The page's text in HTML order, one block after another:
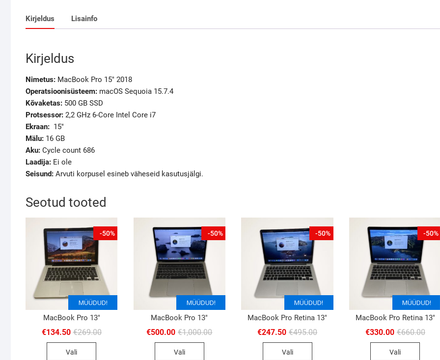
Kirjeldus Lisainfo
Kirjeldus
Nimetus: MacBook Pro 15″ 2018
Operatsioonisüsteem: macOS Sequoia 15.7.4
Kõvaketas: 500 GB SSD
Protsessor: 2,2 GHz 6-Core Intel Core i7
Ekraan: 15″
Mälu: 16 GB
Aku: Cycle count 686
Laadija: Ei ole
Seisund: Arvuti korpusel esineb väheseid kasutusjälgi.
Seotud tooted
-50%
MÜÜDUD!
MÜÜDUD!
MacBook Pro 13″
€269.00Algne
€134.50
Current
Vali
-50%
MÜÜDUD!
MÜÜDUD!
MacBook Pro 13″
€1,000.00Algne
€500.00
Current
Vali
-50%
MÜÜDUD!
MacBook Pro Retina 13″
€495.00Algne
€247.50
Current
Vali
-50%
MÜÜDUD!
MÜÜDUD!
MacBook Pro Retina 13″
€660.00Algne
€330.00
Vali